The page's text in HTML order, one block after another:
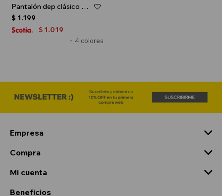
Pantalón dep clásico c/puños elásticos - UNISEX - Gris melange oscuro
+ 4 colores
$ 1.199
$ 1.019
Empresa
Compra
Mi cuenta
Beneficios